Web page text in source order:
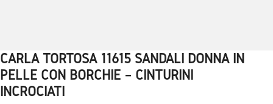
1 2 3 4 5 6 7 8 9 10
CARLA TORTOSA 11615 SANDALI DONNA IN
PELLE CON BORCHIE – CINTURINI
INCROCIATI